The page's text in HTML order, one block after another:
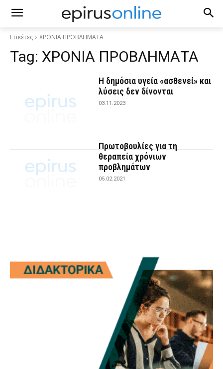
Ετικέτες ΧΡΟΝΙΑ ΠΡΟΒΛΗΜΑΤΑ
Tag: ΧΡΟΝΙΑ ΠΡΟΒΛΗΜΑΤΑ
Η δημόσια υγεία «ασθενεί» και
λύσεις δεν δίνονται
03.11.2023
Πρωτοβουλίες για τη
θεραπεία χρόνιων
προβλημάτων
05.02.2021